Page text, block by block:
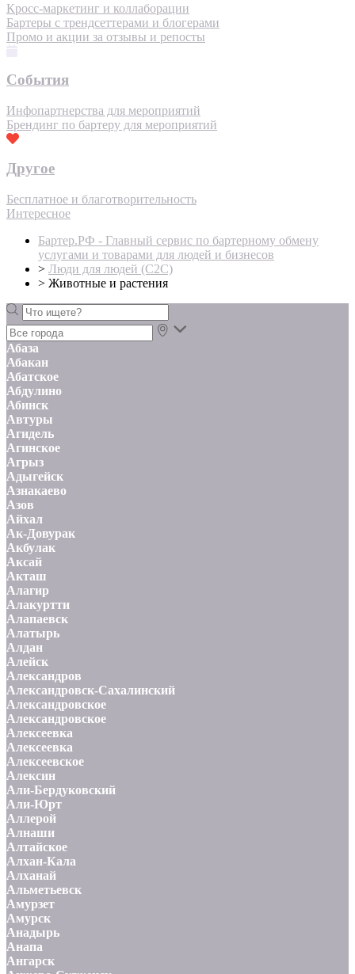
Кросс-маркетинг и коллаборации
Бартеры с трендсеттерами и блогерами
Промо и акции за отзывы и репосты
События
Инфопартнерства для мероприятий
Брендинг по бартеру для мероприятий
Другое
Бесплатное и благотворительность
Интересное
Бартер.РФ - Главный сервис по бартерному обмену
услугами и товарами для людей и бизнесов
> Люди для людей (С2С)
> Животные и растения
Абаза
Абакан
Абатское
Абдулино
Абинск
Автуры
Агидель
Агинское
Агрыз
Адыгейск
Азнакаево
Азов
Айхал
Ак-Довурак
Акбулак
Аксай
Акташ
Алагир
Алакуртти
Алапаевск
Алатырь
Алдан
Алейск
Александров
Александровск-Сахалинский
Александровское
Александровское
Алексеевка
Алексеевка
Алексеевское
Алексин
Али-Бердуковский
Али-Юрт
Аллерой
Алнаши
Алтайское
Алхан-Кала
Алханай
Альметьевск
Амурзет
Амурск
Анадырь
Анапа
Ангарск